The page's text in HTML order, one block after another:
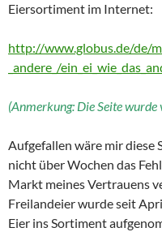
Eiersortiment im Internet:
http://www.globus.de/de/
_andere_/
(Anmerkung: Die Seite
Aufgefallen wäre mir diese
nicht über Wochen das
Markt meines Vertrauens
Freilandeier wurde seit
Eier ins Sortiment